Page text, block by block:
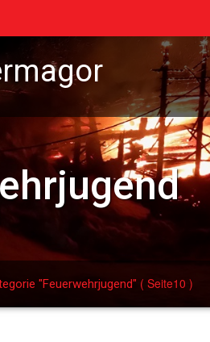
"Feuerwehrjugend" ( Seite10 )